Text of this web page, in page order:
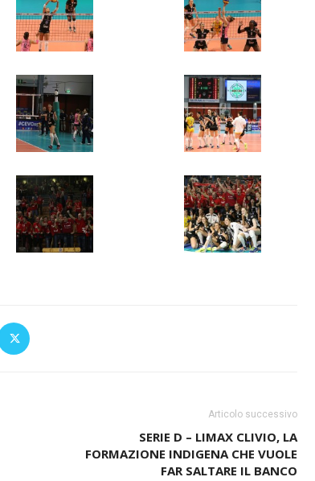
Articolo successivo
SERIE D – LIMAX CLIVIO, LA
FORMAZIONE INDIGENA CHE VUOLE
FAR SALTARE IL BANCO